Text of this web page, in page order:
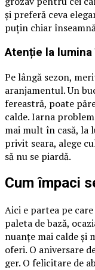
și preferă ceva
puțin chiar
Atenție la lumina
Pe lângă sezon,
aranjamentul. Un
fereastră, poate
calde. Iarna
mai mult în casă, la
privit seara, alege
să nu se piardă.
Cum împaci
Aici e partea pe
paleta de bază,
nuanțe mai calde și
oferi. O aniversare
ger. O felicitare de